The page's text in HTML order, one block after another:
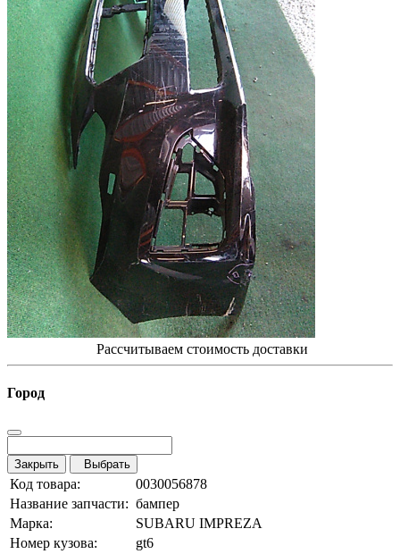
Рассчитываем стоимость доставки
Город
Закрыть Выбрать
Код товара:
0030056878
Название запчасти: бампер
Марка:
SUBARU IMPREZA
Номер кузова:
gt6